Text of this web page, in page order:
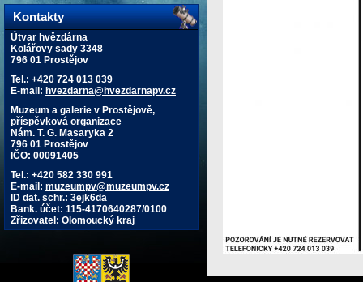
Kontakty
Útvar hvězdárna
Kolářovy sady 3348
796 01 Prostějov
Tel.: +420 724 013 039
E-mail: hvezdarna@hvezdarnapv.cz
Muzeum a galerie v Prostějově,
příspěvková organizace
Nám. T. G. Masaryka 2
796 01 Prostějov
IČO: 00091405
Tel.: +420 582 330 991
E-mail: muzeumpv@muzeumpv.cz
ID dat. schr.: 3ejk6da
Bank. účet: 115-4170640287/0100
Zřizovatel: Olomoucký kraj